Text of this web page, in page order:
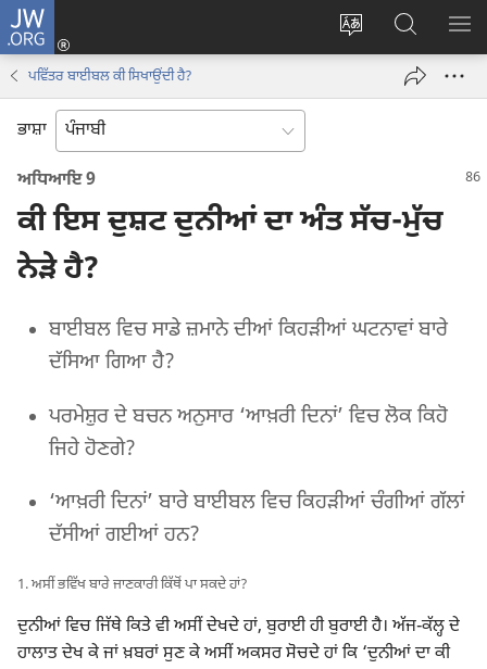
JW.ORG
ਸਾਈਟ
ਭਾਸ਼ਾ
ਲਾਗ-
new
JW.ORG
ʼਤੇ
ਖੋਜ
ਪਵਿੱਤਰ ਬਾਈਬਲ ਕੀ ਸਿਖਾਉਂਦੀ ਹੈ?
ਭਾਸ਼ਾ
ਅਧਿਆਇ 9
ਕੀ ਇਸ ਦੁਸ਼ਟ ਦੁਨੀਆਂ ਦਾ ਅੰਤ ਸੱਚ-ਮੁੱਚ
ਨੇੜੇ ਹੈ?
ਬਾਈਬਲ ਵਿਚ ਸਾਡੇ ਜ਼ਮਾਨੇ ਦੀਆਂ ਕਿਹੜੀਆਂ ਘਟਨਾਵਾਂ ਬਾਰੇ
ਦੱਸਿਆ ਗਿਆ ਹੈ?
ਪਰਮੇਸ਼ੁਰ ਦੇ ਬਚਨ ਅਨੁਸਾਰ ‘ਆਖ਼ਰੀ ਦਿਨਾਂ’ ਵਿਚ ਲੋਕ ਕਿਹੋ
ਜਿਹੇ ਹੋਣਗੇ?
‘ਆਖ਼ਰੀ ਦਿਨਾਂ’ ਬਾਰੇ ਬਾਈਬਲ ਵਿਚ ਕਿਹੜੀਆਂ ਚੰਗੀਆਂ ਗੱਲਾਂ
ਦੱਸੀਆਂ ਗਈਆਂ ਹਨ?
1. ਅਸੀਂ ਭਵਿੱਖ ਬਾਰੇ ਜਾਣਕਾਰੀ ਕਿੱਥੋਂ ਪਾ ਸਕਦੇ ਹਾਂ?
ਦੁਨੀਆਂ ਵਿਚ ਜਿੱਥੇ ਕਿਤੇ ਵੀ ਅਸੀਂ ਦੇਖਦੇ ਹਾਂ, ਬੁਰਾਈ ਹੀ ਬੁਰਾਈ ਹੈ। ਅੱਜ-ਕੱਲ੍ਹ ਦੇ
ਹਾਲਾਤ ਦੇਖ ਕੇ ਜਾਂ ਖ਼ਬਰਾਂ ਸੁਣ ਕੇ ਅਸੀਂ ਅਕਸਰ ਸੋਚਦੇ ਹਾਂ ਕਿ ‘ਦੁਨੀਆਂ ਦਾ ਕੀ